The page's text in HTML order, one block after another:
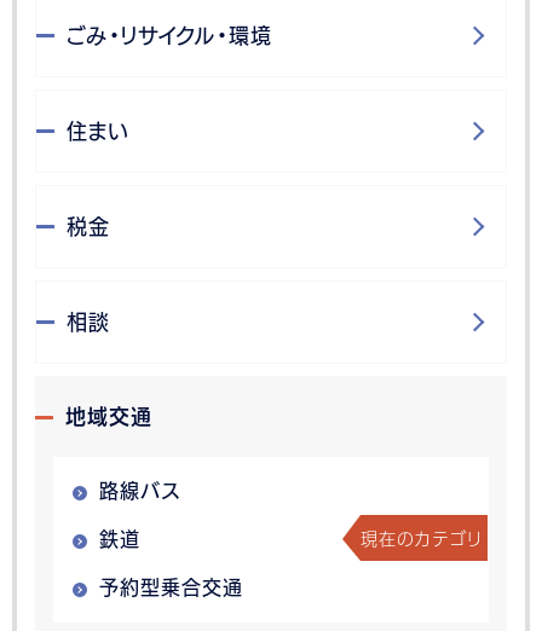
ごみ・リサイクル・環境
住まい
税金
相談
地域交通
路線バス
鉄道 現在のカテゴリ
予約型乗合交通